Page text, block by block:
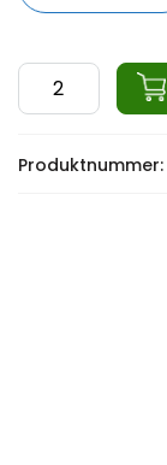
ata
Change
5kg
Produktnummer: